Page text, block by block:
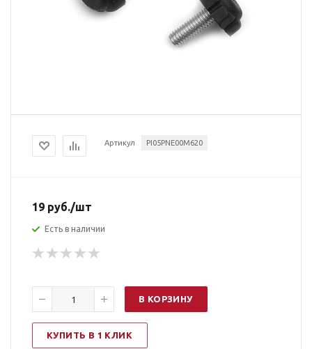
Артикул PI05PNE00M620
19 руб./шт
Есть в наличии
В КОРЗИНУ
КУПИТЬ В 1 КЛИК